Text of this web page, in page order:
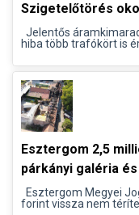
Szigetelőtörés
Jelentős
hiba több trafókört is
Esztergom 2,5
párkányi galéria
Esztergom Megyei
forint vissza nem